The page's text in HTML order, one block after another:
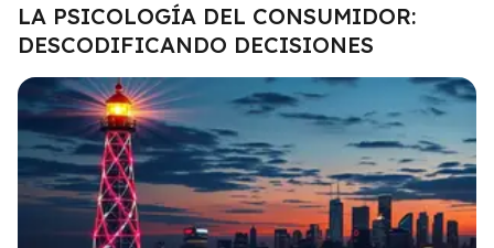
LA PSICOLOGÍA DEL CONSUMIDOR:
DESCODIFICANDO DECISIONES